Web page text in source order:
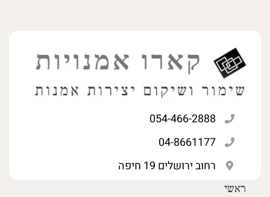
054-466-2888
04-8661177
רחוב ירושלים 19 חיפה
ראשי